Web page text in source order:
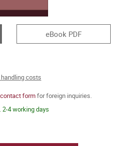
eBook PDF
costs
contact formfor foreign inquiries.
2-4 working days